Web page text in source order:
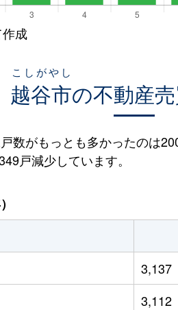
成
越谷市
こしがやし
の不動産
数がもっとも多かったのは
戸減少しています。
3,137
3,112